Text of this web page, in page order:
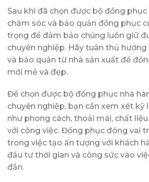
Sau khi đã chọn được bộ đồng phục
chăm sóc và bảo quản đồng phục
trọng để đảm bảo chúng luôn giữ
chuyên nghiệp. Hãy tuân thủ
và bảo quản từ nhà sản xuất để
mới mẻ và đẹp.
Để chọn được bộ đồng phục nhà
chuyên nghiệp, bạn cần xem xét kỹ
như phong cách, thoải mái, chất
với công việc. Đồng phục đóng vai
trong việc tạo ấn tượng với khách
đầu tư thời gian và công sức vào
đắn.